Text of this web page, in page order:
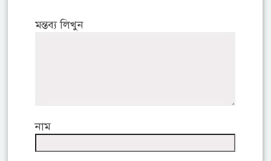
মন্তব্য লিখুন
নাম